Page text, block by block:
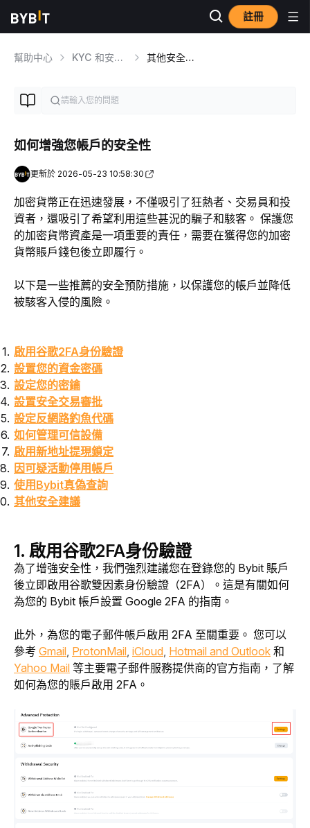
註冊
幫助中心 KYC 和安全事項 其他安全功能
如何增強您帳戶的安全性
更新於 2026-05-23 10:58:30
加密貨幣正在迅速發展，不僅吸引了狂熱者、交易員和投
資者，還吸引了希望利用這些甚況的騙子和駭客。 保護您
的加密貨幣資產是一項重要的責任，需要在獲得您的加密
貨幣賬戶錢包後立即履行。
以下是一些推薦的安全預防措施，以保護您的帳戶並降低
被駭客入侵的風險。
啟用谷歌2FA身份驗證
設置您的資金密碼
設定您的密鑰
設置安全交易審批
設定反網路釣魚代碼
如何管理可信設備
啟用新地址提現鎖定
因可疑活動停用帳戶
使用Bybit真偽查詢
其他安全建議
1. 啟用谷歌2FA身份驗證
為了增強安全性，我們強烈建議您在登錄您的 Bybit 賬戶
後立即啟用谷歌雙因素身份驗證（2FA）。這是有關如何
為您的 Bybit 帳戶設置 Google 2FA 的指南。
此外，為您的電子郵件帳戶啟用 2FA 至關重要。 您可以
參考 Gmail, ProtonMail, iCloud, Hotmail and Outlook 和
Yahoo Mail 等主要電子郵件服務提供商的官方指南，了解
如何為您的賬戶啟用 2FA。